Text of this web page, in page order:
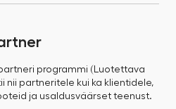
programmi (Luotettava
nii partneritele kui ka klientidele,
ja usaldusväärset teenust.